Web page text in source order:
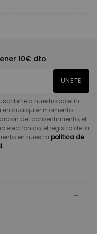
10€ dto
UNETE
a nuestro boletín
en cualquier momento.
del consentimiento, el
electrónico, el registro de la
en nuestra política de